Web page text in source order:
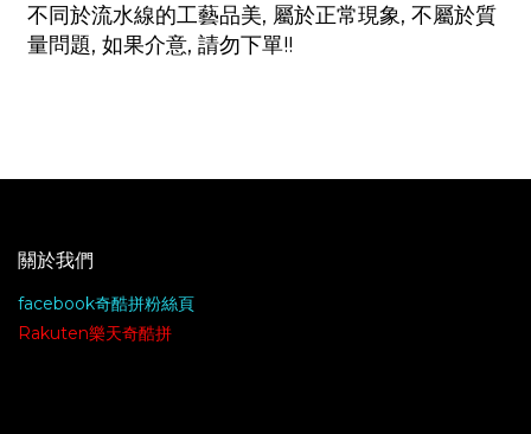
不同於流水線的工藝品美, 屬於正常現象, 不屬於質
量問題, 如果介意, 請勿下單!!
關於我們
facebook奇酷拼粉絲頁
Rakuten樂天奇酷拼